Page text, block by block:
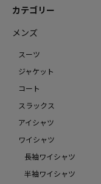
カテゴリー
メンズ
スーツ
ジャケット
コート
スラックス
アイシャツ
ワイシャツ
長袖ワイシャツ
半袖ワイシャツ